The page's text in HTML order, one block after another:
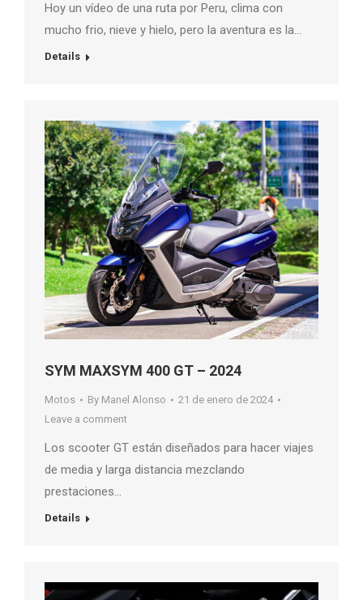
Hoy un vídeo de una ruta por Peru, clima con
mucho frio, nieve y hielo, pero la aventura es la…
Details
SYM MAXSYM 400 GT – 2024
Motos By Manel Alonso
21 de enero de 2024
Leave a comment
Los scooter GT están diseñados para hacer viajes
de media y larga distancia mezclando
prestaciones…
Details